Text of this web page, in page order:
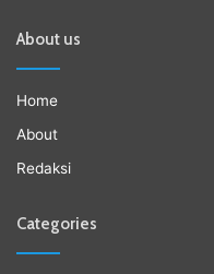
About us
Home
About
Redaksi
Categories